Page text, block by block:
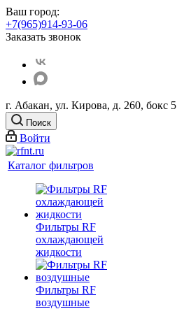
Ваш город:
+7(965)914-93-06
Заказать звонок
г. Абакан, ул. Кирова, д. 260, бокс 5
Поиск
Войти
Каталог фильтров
Фильтры RF
охлаждающей
жидкости
Фильтры RF
воздушные